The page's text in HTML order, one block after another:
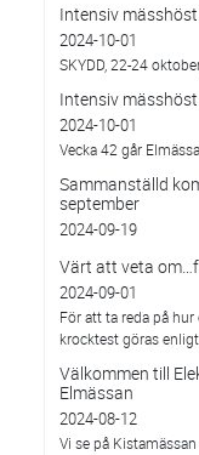
Intensiv
2024-10-01
SKYDD, 22-24
Intensiv
2024-10-01
Vecka 42 går
Sammanställd
september
2024-09-19
Värt att veta
2024-09-01
För att ta reda på
krocktest göras enligt
Välkommen till
Elmässan
2024-08-12
Vi se på